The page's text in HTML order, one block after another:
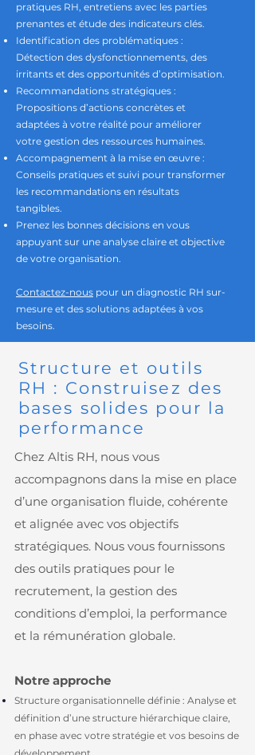
pratiques RH, entretiens avec les parties
prenantes et étude des indicateurs clés.
Identification des problématiques :
Détection des dysfonctionnements, des
irritants et des opportunités d’optimisation.
Recommandations stratégiques :
Propositions d’actions concrètes et
adaptées à votre réalité pour améliorer
votre gestion des ressources humaines.
Accompagnement à la mise en œuvre :
Conseils pratiques et suivi pour transformer
les recommandations en résultats
tangibles.
Prenez les bonnes décisions en vous
appuyant sur une analyse claire et objective
de votre organisation.
Contactez-nous pour un diagnostic RH sur-
mesure et des solutions adaptées à vos
besoins.
Structure et outils
RH : Construisez des
bases solides pour la
performance
Chez Altis RH, nous vous
accompagnons dans la mise en place
d’une organisation fluide, cohérente
et alignée avec vos objectifs
stratégiques. Nous vous fournissons
des outils pratiques pour le
recrutement, la gestion des
conditions d’emploi, la performance
et la rémunération globale.
Notre approche
Structure organisationnelle définie : Analyse et
définition d’une structure hiérarchique claire,
en phase avec votre stratégie et vos besoins de